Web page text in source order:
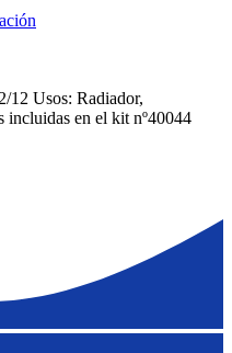
12 Usos: Radiador,
incluidas en el kit nº40044